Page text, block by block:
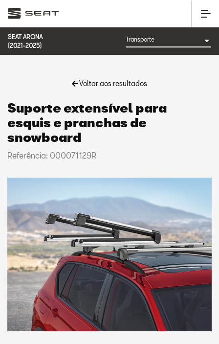
SEAT ARONA
(2021-2025)
Voltar aos resultados
Suporte extensível para
esquis e pranchas de
snowboard
Referência: 000071129R